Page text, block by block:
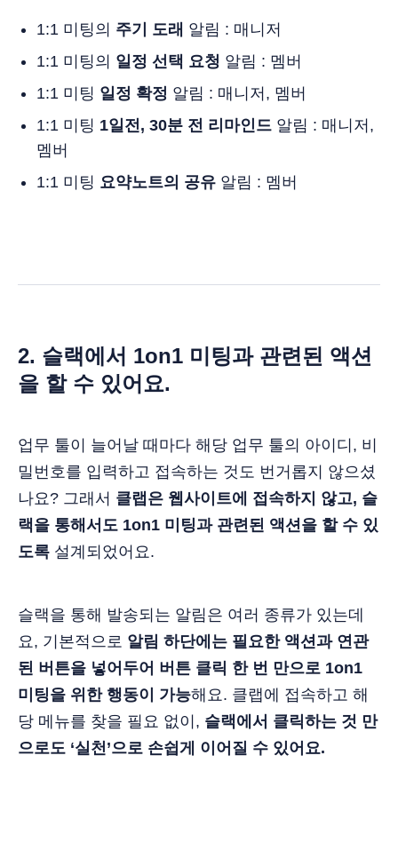
1:1 미팅의 주기 도래 알림 : 매니저
1:1 미팅의 일정 선택 요청 알림 : 멤버
1:1 미팅 일정 확정 알림 : 매니저, 멤버
1:1 미팅 1일전, 30분 전 리마인드알림 : 매니저,
멤버
1:1 미팅 요약노트의 공유알림 : 멤버
2. 슬랙에서 1on1 미팅과 관련된 액션
을 할 수 있어요.
업무 툴이 늘어날 때마다 해당 업무 툴의 아이디, 비
밀번호를 입력하고 접속하는 것도 번거롭지 않으셨
나요? 그래서 클랩은 웹사이트에 접속하지 않고, 슬
랙을 통해서도 1on1 미팅과 관련된 액션을 할 수 있
도록 설계되었어요.
슬랙을 통해 발송되는 알림은 여러 종류가 있는데
요, 기본적으로 알림 하단에는 필요한 액션과 연관
된 버튼을 넣어두어 버튼 클릭 한 번 만으로 1on1
미팅을 위한 행동이 가능해요. 클랩에 접속하고 해
당 메뉴를 찾을 필요 없이, 슬랙에서 클릭하는 것 만
으로도 ‘실천’으로 손쉽게 이어질 수 있어요.